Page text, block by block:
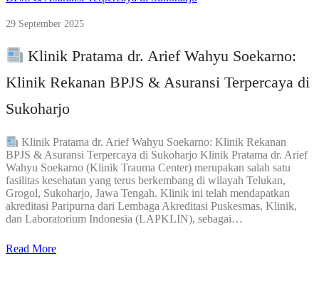
29 September 2025
Klinik Pratama dr. Arief Wahyu Soekarno:
Klinik Rekanan BPJS & Asuransi Terpercaya di
Sukoharjo
Klinik Pratama dr. Arief Wahyu Soekarno: Klinik Rekanan
BPJS & Asuransi Terpercaya di Sukoharjo Klinik Pratama dr. Arief
Wahyu Soekarno (Klinik Trauma Center) merupakan salah satu
fasilitas kesehatan yang terus berkembang di wilayah Telukan,
Grogol, Sukoharjo, Jawa Tengah. Klinik ini telah mendapatkan
akreditasi Paripurna dari Lembaga Akreditasi Puskesmas, Klinik,
dan Laboratorium Indonesia (LAPKLIN), sebagai…
Read More